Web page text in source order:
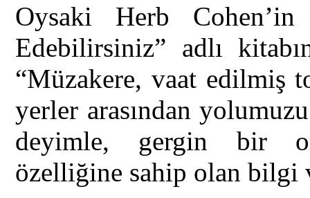
Oysaki Herb
Edebilirsiniz” adlı
“Müzakere, vaat edilmiş
yerler arasından
deyimle, gergin bir
özelliğine sahip olan bilgi